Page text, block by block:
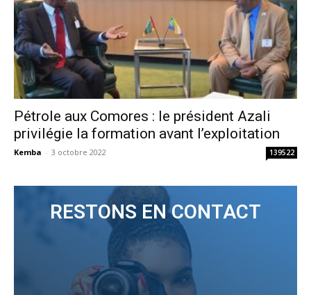
Pétrole aux Comores : le président Azali
privilégie la formation avant l’exploitation
Kemba - 3 octobre 2022 139522
RESTONS EN CONTACT